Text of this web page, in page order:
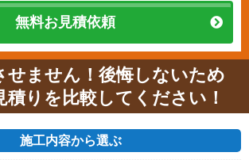
無料お見積依頼
せません！後悔しないため
積りを比較してください！
施工内容から選ぶ